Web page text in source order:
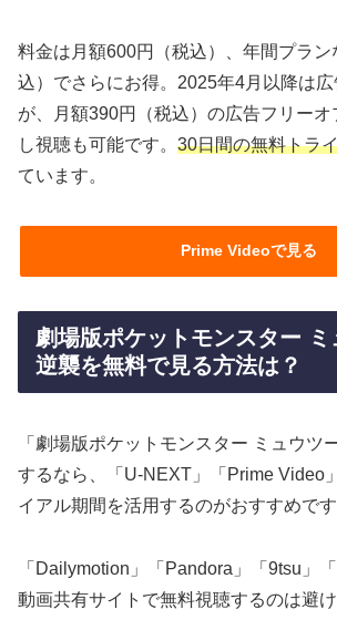
料金は月額600円（税込）、年間プラ
込）でさらにお得。2025年4月以降は
が、月額390円（税込）の広告フリー
し視聴も可能です。 30日間の無料トラ
ています。
Prime Videoで見る
劇場版ポケットモンスター
逆襲を無料で見る方法は？
「劇場版ポケットモンスター ミュウツ
するなら、「U-NEXT」「Prime Video
イアル期間を活用するのがおすすめです
「Dailymotion」「Pandora」「9tsu」
動画共有サイトで無料視聴するのは避